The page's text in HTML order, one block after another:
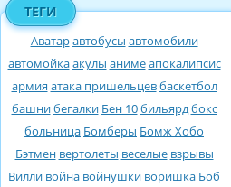
ТЕГИ
Аватаравтобусы автомобили
автомойкаакулы анимеапокалипсис
армия атака пришельцевбаскетбол
башнибегалки Бен 10бильярдбокс
больница Бомберы Бомж Хобо
Бэтмен вертолеты веселые взрывы
Вилли война войнушки воришка Боб